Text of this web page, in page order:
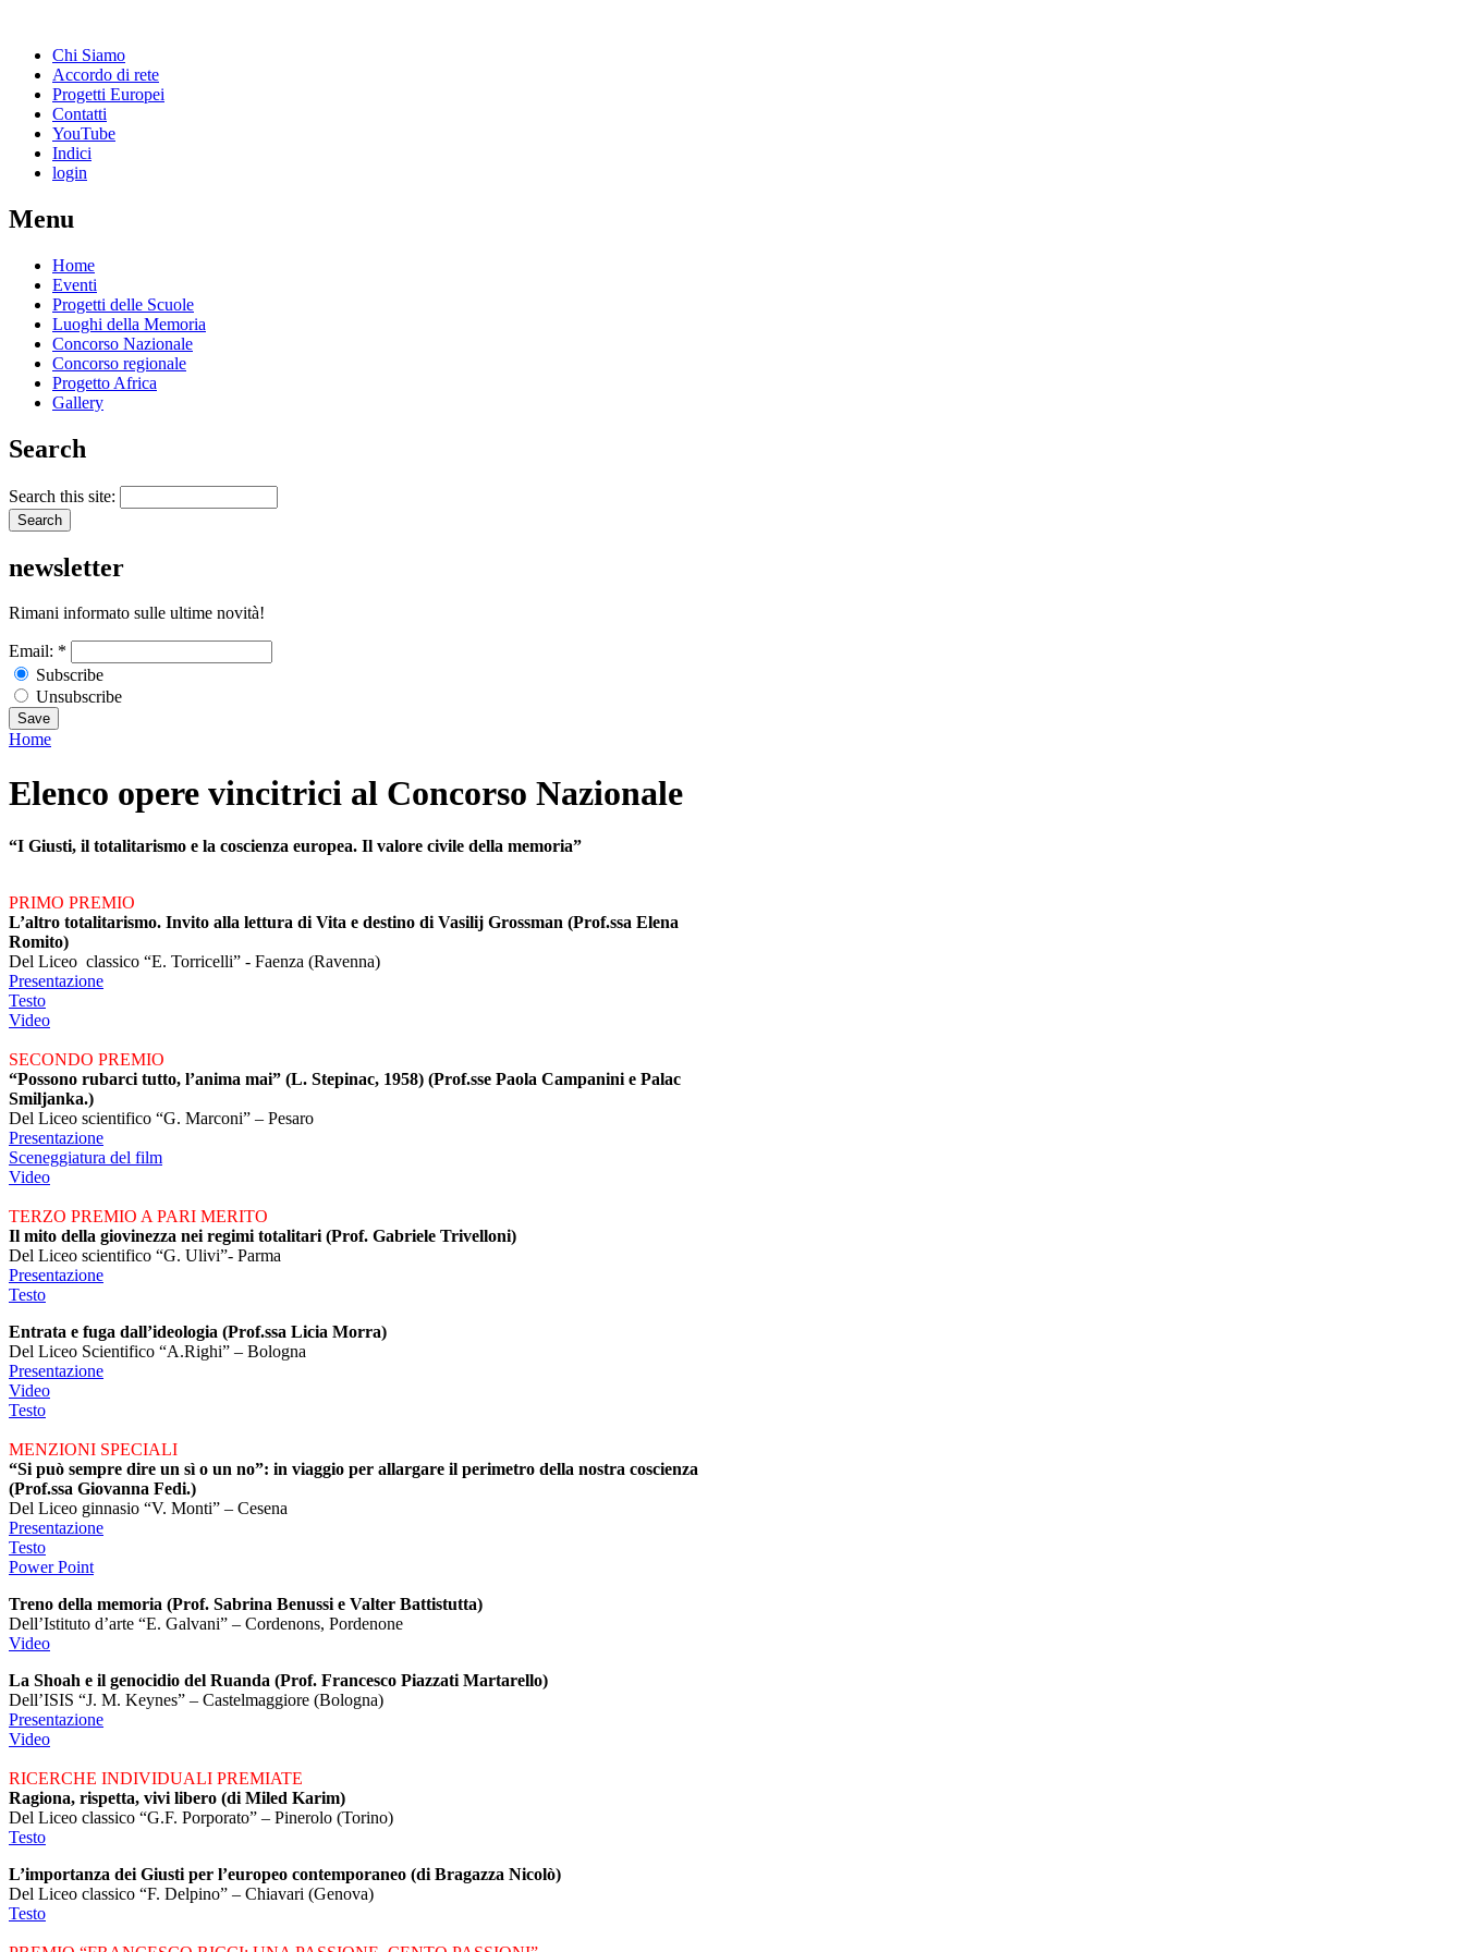
Chi Siamo
Accordo di rete
Progetti Europei
Contatti
YouTube
Indici
login
Menu
Home
Eventi
Progetti delle Scuole
Luoghi della Memoria
Concorso Nazionale
Concorso regionale
Progetto Africa
Gallery
Search
Search this site:
newsletter
Rimani informato sulle ultime novità!
Email: *
Subscribe
Unsubscribe
Home
Elenco opere vincitrici al Concorso Nazionale
“I Giusti, il totalitarismo e la coscienza europea. Il valore civile della memoria”
PRIMO PREMIO
L’altro totalitarismo. Invito alla lettura di Vita e destino di Vasilij Grossman (Prof.ssa Elena
Romito)
Del Liceo classico “E. Torricelli” - Faenza (Ravenna)
Presentazione
Testo
Video
SECONDO PREMIO
“Possono rubarci tutto, l’anima mai” (L. Stepinac, 1958) (Prof.sse Paola Campanini e Palac
Smiljanka.)
Del Liceo scientifico “G. Marconi” – Pesaro
Presentazione
Sceneggiatura del film
Video
TERZO PREMIO A PARI MERITO
Il mito della giovinezza nei regimi totalitari (Prof. Gabriele Trivelloni)
Del Liceo scientifico “G. Ulivi”- Parma
Presentazione
Testo
Entrata e fuga dall’ideologia (Prof.ssa Licia Morra)
Del Liceo Scientifico “A.Righi” – Bologna
Presentazione
Video
Testo
MENZIONI SPECIALI
“Si può sempre dire un sì o un no”: in viaggio per allargare il perimetro della nostra coscienza
(Prof.ssa Giovanna Fedi.)
Del Liceo ginnasio “V. Monti” – Cesena
Presentazione
Testo
Power Point
Treno della memoria (Prof. Sabrina Benussi e Valter Battistutta)
Dell’Istituto d’arte “E. Galvani” – Cordenons, Pordenone
Video
La Shoah e il genocidio del Ruanda (Prof. Francesco Piazzati Martarello)
Dell’ISIS “J. M. Keynes” – Castelmaggiore (Bologna)
Presentazione
Video
RICERCHE INDIVIDUALI PREMIATE
Ragiona, rispetta, vivi libero (di Miled Karim)
Del Liceo classico “G.F. Porporato” – Pinerolo (Torino)
Testo
L’importanza dei Giusti per l’europeo contemporaneo (di Bragazza Nicolò)
Del Liceo classico “F. Delpino” – Chiavari (Genova)
Testo